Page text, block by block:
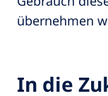
übernehmen
In die